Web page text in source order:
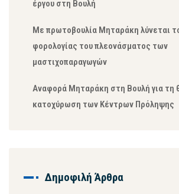
έργου στη Βουλή
Με πρωτοβουλία Μηταράκη λύνεται
φορολογίας του πλεονάσματος των
μαστιχοπαραγωγών
Αναφορά Μηταράκη στη Βουλή για τη
κατοχύρωση των Κέντρων Πρόληψης
Δημοφιλή Άρθρα